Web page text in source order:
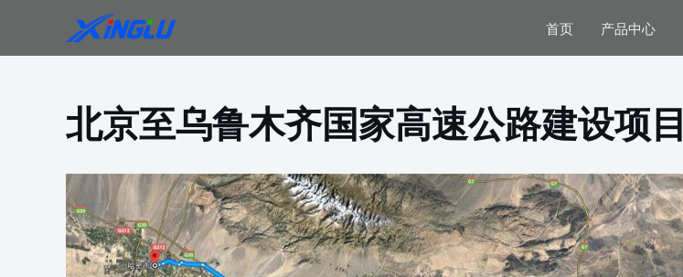
内
首页 产品中心
北京至乌鲁木齐国家高速公路建设项目